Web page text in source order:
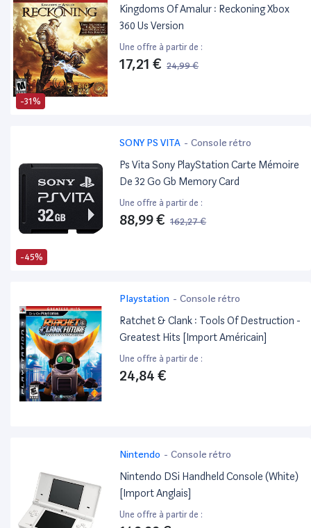
-31%
Kingdoms Of Amalur : Reckoning Xbox
360 Us Version
Une offre à partir de :
17,21 € 24,99 €
-45%
SONY PS VITA - Console rétro
Ps Vita Sony PlayStation Carte Mémoire
De 32 Go Gb Memory Card
Une offre à partir de :
88,99 € 162,27 €
Playstation - Console rétro
Ratchet & Clank : Tools Of Destruction -
Greatest Hits [Import Américain]
Une offre à partir de :
24,84 €
Nintendo - Console rétro
Nintendo DSi Handheld Console (White)
[Import Anglais]
Une offre à partir de :